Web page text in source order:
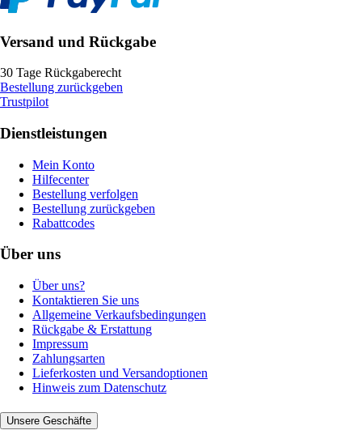
Versand und Rückgabe
30 Tage Rückgaberecht
Bestellung zurückgeben
Trustpilot
Dienstleistungen
Mein Konto
Hilfecenter
Bestellung verfolgen
Bestellung zurückgeben
Rabattcodes
Über uns
Über uns?
Kontaktieren Sie uns
Allgemeine Verkaufsbedingungen
Rückgabe & Erstattung
Impressum
Zahlungsarten
Lieferkosten und Versandoptionen
Hinweis zum Datenschutz
Unsere Geschäfte